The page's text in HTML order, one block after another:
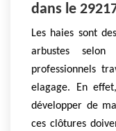
dans le
Les haies sont
arbustes
professionnels
elagage. En
développer de
ces clôtures